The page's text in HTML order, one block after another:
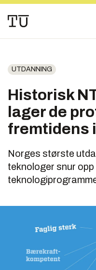
UTDANNING
Historisk
lager de
fremtidens
Norges største
teknologer snur